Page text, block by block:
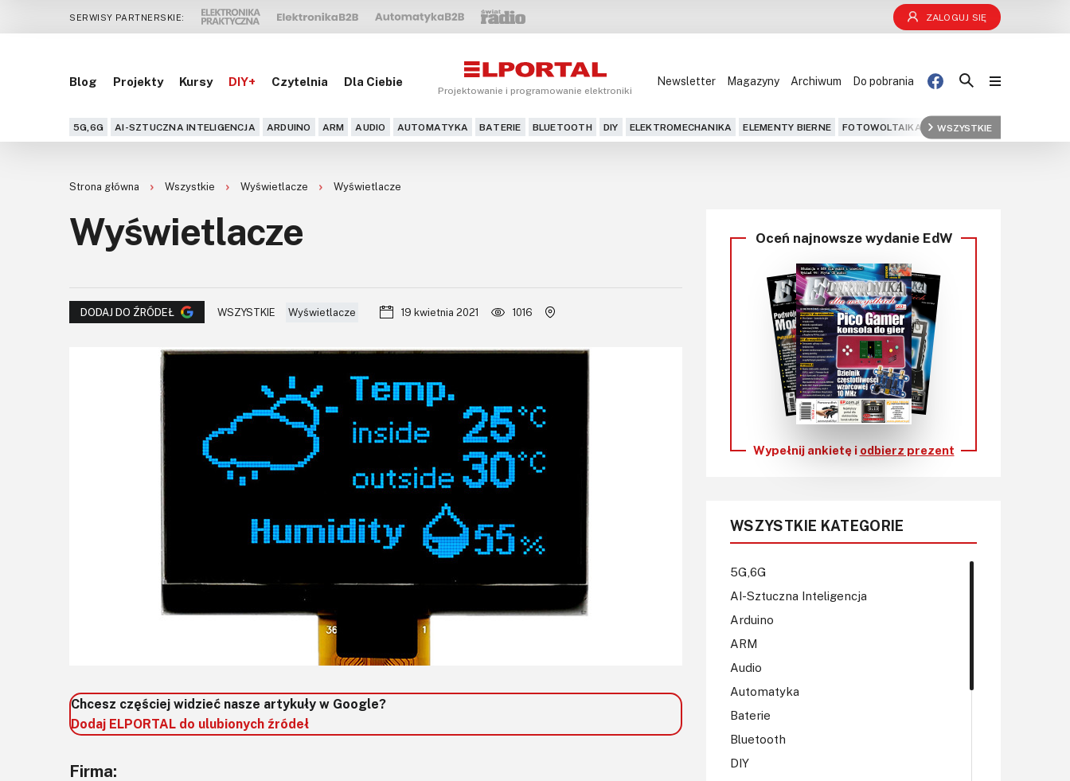
SERWISY PARTNERSKIE: ZALOGUJ SIĘ
Blog Projekty Kursy DIY+ Czytelnia Dla Ciebie
Projektowanie i programowanie elektroniki
Newsletter Magazyny Archiwum Do pobrania
5G,6G AI-SZTUCZNA INTELIGENCJA ARDUINO ARM AUDIO AUTOMATYKA BATERIE BLUETOOTH DIY ELEKTROMECHANIKA ELEMENTY BIERNE FOTOWOLTAIKA FPGA GPS
WSZYSTKIE
Blog
DIY+
Czytelnia
Dla Ciebie
KITy AVT
Kontakt
Do pobrania
Strona główna Wszystkie Wyświetlacze Wyświetlacze
Wyświetlacze
DODAJ DO ŹRÓDEŁ WSZYSTKIE Wyświetlacze 19 kwietnia 2021 1016
Chcesz częściej widzieć nasze artykuły w Google?
Dodaj ELPORTAL do ulubionych źródeł
Firma:
Oceń najnowsze wydanie EdW
Wypełnij ankietę i odbierz prezent
WSZYSTKIE KATEGORIE
5G,6G
AI-Sztuczna Inteligencja
Arduino
ARM
Audio
Automatyka
Baterie
Bluetooth
DIY